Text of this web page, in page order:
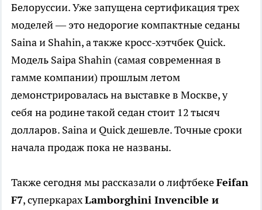
Белоруссии. Уже запущена сертификация трех
моделей — это недорогие компактные седаны
Saina и Shahin, а также кросс-хэтчбек Quick.
Модель Saipa Shahin (самая современная в
гамме компании) прошлым летом
демонстрировалась на выставке в Москве, у
себя на родине такой седан стоит 12 тысяч
долларов. Saina и Quick дешевле. Точные сроки
начала продаж пока не названы.
Также сегодня мы рассказали о лифтбекеFeifan
F7, суперкарахLamborghini Invencible и